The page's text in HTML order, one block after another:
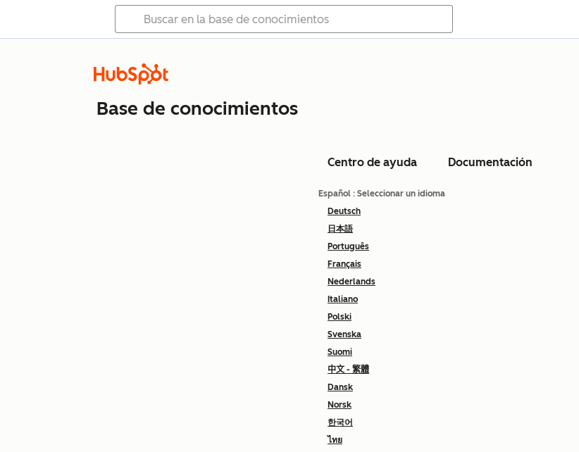
Base de conocimientos
Centro de ayuda Documentación
Español : Seleccionar un idioma
Deutsch
日本語
Português
Français
Nederlands
Italiano
Polski
Svenska
Suomi
中文 - 繁體
Dansk
Norsk
한국어
ไทย